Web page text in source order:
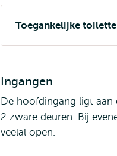
Toegankelijke
Ingangen
De hoofdingang ligt aan
2 zware deuren. Bij
veelal open.